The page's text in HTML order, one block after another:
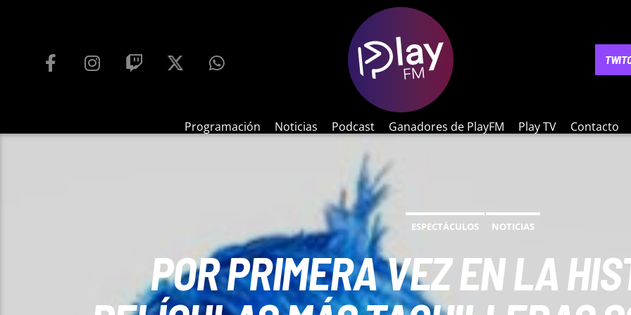
Programación Noticias Podcast Ganadores de PlayFM Play TV Contacto
NOTICIAS
ESPECTÁCULOS NOTICIAS
POR PRIMERA VEZ EN LA